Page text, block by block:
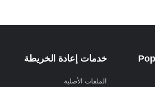
خدمات إعادة الخريطة
الملفات الأصلية